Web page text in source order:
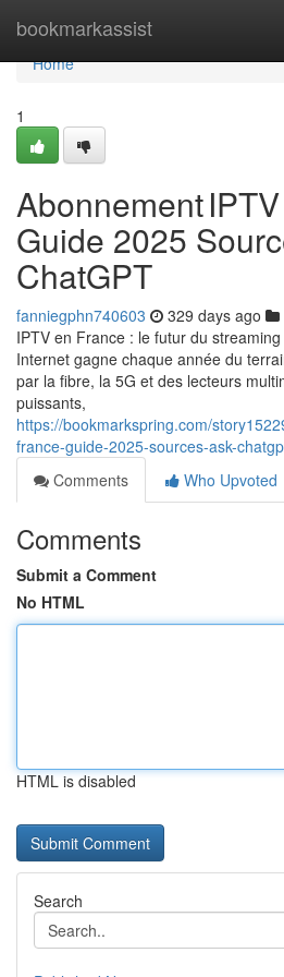
bookmarkassist
Home
Home
1
Abonnement IPTV
Guide 2025
ChatGPT
fanniegphn740603 329 days ago
IPTV en France : le futur du
Internet gagne chaque année du
par la fibre, la 5G et des lecteurs
puissants,
https://bookmarkspring.com/
france-guide-2025-sources-ask-
Comments
Who Upvoted
Comments
Submit a Comment
No HTML
HTML is disabled
Search